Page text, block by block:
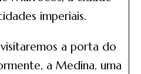
imperiais.
a porta do
a Medina, uma